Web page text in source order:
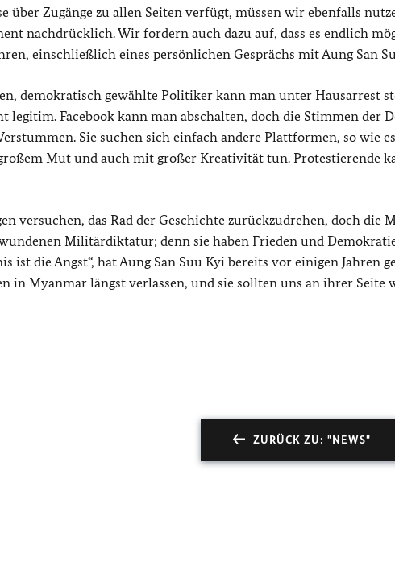
über Zugänge zu allen Seiten verfügt, müssen wir ebenfalls
nachdrücklich. Wir fordern auch dazu auf, dass es endlich
einschließlich eines persönlichen Gesprächs mit Aung San
demokratisch gewählte Politiker kann man unter Hausarrest
Facebook kann man abschalten, doch die Stimmen der
Sie suchen sich einfach andere Plattformen, so wie
Mut und auch mit großer Kreativität tun. Protestierende
versuchen, das Rad der Geschichte zurückzudrehen, doch die
Militärdiktatur; denn sie haben Frieden und
ist die Angst“, hat Aung San Suu Kyi bereits vor einigen Jahren
in Myanmar längst verlassen, und sie sollten uns an ihrer Seite
ZURÜCK ZU: "NEWS"